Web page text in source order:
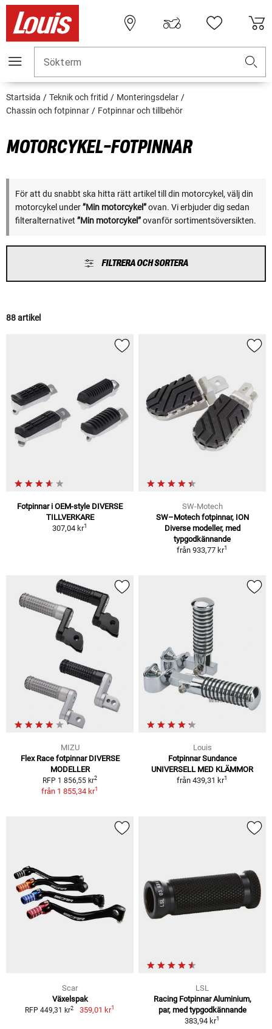
Sökterm
Startsida Teknik och fritid
Monteringsdelar
Chassin och fotpinnar
Fotpinnar och tillbehör
MOTORCYKEL-FOTPINNAR
För att du snabbt ska hitta rätt artikel till din motorcykel, välj din
motorcykel under”Min motorcykel”ovan. Vi erbjuder dig sedan
filteralternativet ”Min motorcykel”ovanför sortimentsöversikten.
FILTRERA OCH SORTERA
88 artikel
Fotpinnar i OEM-style DIVERSE
TILLVERKARE
307,04 kr1
SW-Motech
SW–Motech fotpinnar, ION
Diverse modeller, med
typgodkännande
från 933,77 kr1
MIZU
Flex Race fotpinnar DIVERSE
MODELLER
RFP 1 856,55 kr2
från 1 855,34 kr1
Louis
Fotpinnar Sundance
UNIVERSELL MED KLÄMMOR
från 439,31 kr1
Scar
Växelspak
RFP 449,31 kr2 359,01 kr1
LSL
Racing Fotpinnar Aluminium,
par, med typgodkännande
383,94 kr1